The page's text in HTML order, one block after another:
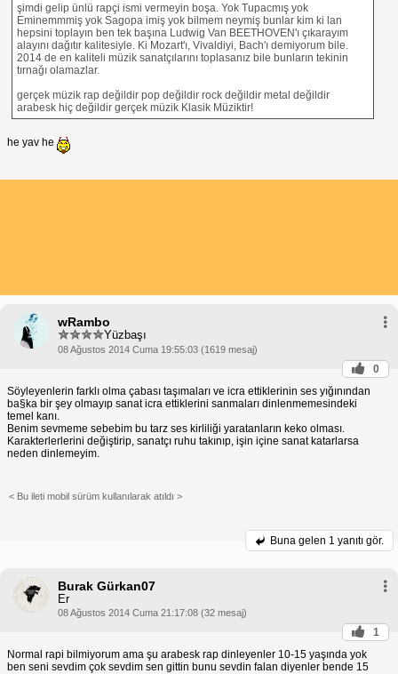
şimdi gelip ünlü rapçi ismi vermeyin boşa. Yok Tupacmış yok
Eminemmmiş yok Sagopa imiş yok bilmem neymiş bunlar kim ki lan
hepsini toplayın ben tek başına Ludwig Van BEETHOVEN'ı çıkarayım
alayını dağıtır kalitesiyle. Ki Mozart'ı, Vivaldiyi, Bach'ı demiyorum bile.
2014 de en kaliteli müzik sanatçılarını toplasanız bile bunların tekinin
tırnağı olamazlar.
gerçek müzik rap değildir pop değildir rock değildir metal değildir
arabesk hiç değildir gerçek müzik Klasik Müziktir!
he yav he
wRambo
Yüzbaşı
08 Ağustos 2014 Cuma 19:55:03 (1619 mesaj)
0
Söyleyenlerin farklı olma çabası taşımaları ve icra ettiklerinin ses yığınından
ba§ka bir şey olmayıp sanat icra ettiklerini sanmaları dinlenmemesindeki
temel kanı.
Benim sevmeme sebebim bu tarz ses kirliliği yaratanların keko olması.
Karakterlerlerini değiştirip, sanatçı ruhu takınıp, işin içine sanat katarlarsa
neden dinlemeyim.
< Bu ileti mobil sürüm kullanılarak atıldı >
Buna gelen 1 yanıtı gör.
Burak Gürkan07
Er
08 Ağustos 2014 Cuma 21:17:08 (32 mesaj)
1
Normal rapi bilmiyorum ama şu arabesk rap dinleyenler 10-15 yaşında yok
ben seni sevdim çok sevdim sen gittin bunu sevdin falan diyenler bende 15